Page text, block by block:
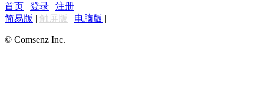
首页 | 登录 | 注册
简易版 | 触屏版 | 电脑版 |
© Comsenz Inc.